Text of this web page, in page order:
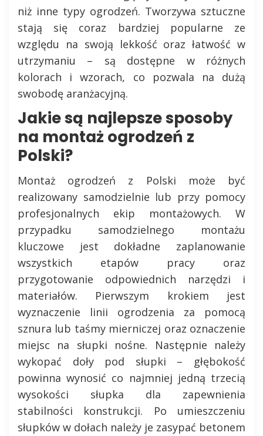
niż inne typy ogrodzeń. Tworzywa sztuczne
stają się coraz bardziej popularne ze
względu na swoją lekkość oraz łatwość w
utrzymaniu – są dostępne w różnych
kolorach i wzorach, co pozwala na dużą
swobodę aranżacyjną.
Jakie są najlepsze sposoby
na montaż ogrodzeń z
Polski?
Montaż ogrodzeń z Polski może być
realizowany samodzielnie lub przy pomocy
profesjonalnych ekip montażowych. W
przypadku samodzielnego montażu
kluczowe jest dokładne zaplanowanie
wszystkich etapów pracy oraz
przygotowanie odpowiednich narzędzi i
materiałów. Pierwszym krokiem jest
wyznaczenie linii ogrodzenia za pomocą
sznura lub taśmy mierniczej oraz oznaczenie
miejsc na słupki nośne. Następnie należy
wykopać doły pod słupki – głębokość
powinna wynosić co najmniej jedną trzecią
wysokości słupka dla zapewnienia
stabilności konstrukcji. Po umieszczeniu
słupków w dołach należy je zasypać betonem